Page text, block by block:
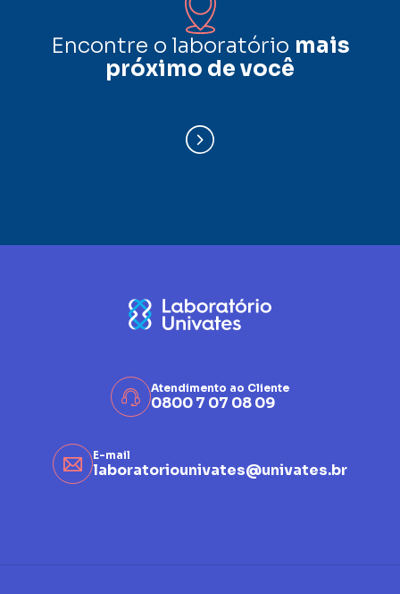
Encontre o laboratório mais
próximo de você
Atendimento ao Cliente
0800 7 07 08 09
E-mail
laboratoriounivates@univates.br